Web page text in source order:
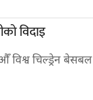
विदाइ
विश्व चिल्ड्रेन बेसबल